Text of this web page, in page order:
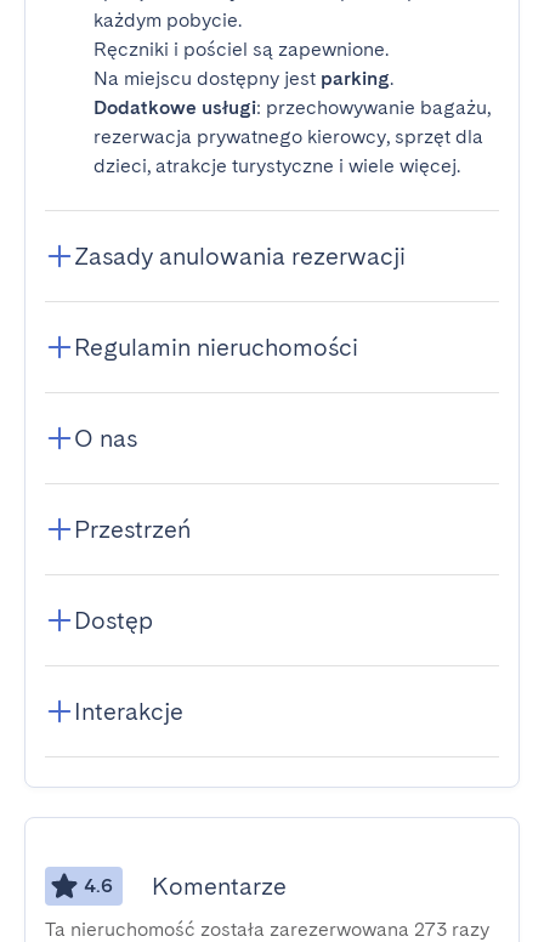
każdym pobycie.
Ręczniki i pościel są zapewnione.
Na miejscu dostępny jest parking.
Dodatkowe usługi: przechowywanie bagażu,
rezerwacja prywatnego kierowcy, sprzęt dla
dzieci, atrakcje turystyczne i wiele więcej.
Zasady anulowania rezerwacji
Regulamin nieruchomości
O nas
Przestrzeń
Dostęp
Interakcje
4.6 Komentarze
Ta nieruchomość została zarezerwowana 273 razy